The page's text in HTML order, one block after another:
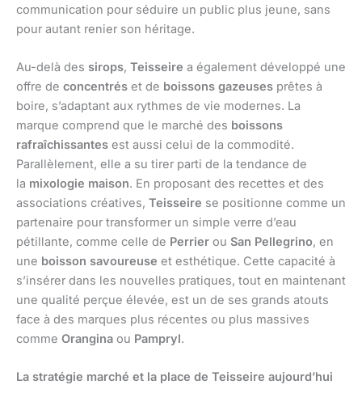
communication pour séduire un public plus jeune, sans
pour autant renier son héritage.
Au-delà des sirops, Teisseire a également développé une
offre de concentrés et de boissons gazeuses prêtes à
boire, s’adaptant aux rythmes de vie modernes. La
marque comprend que le marché des boissons
rafraîchissantes est aussi celui de la commodité.
Parallèlement, elle a su tirer parti de la tendance de
la mixologie maison. En proposant des recettes et des
associations créatives, Teisseire se positionne comme un
partenaire pour transformer un simple verre d’eau
pétillante, comme celle de Perrier ou San Pellegrino, en
une boisson savoureuse et esthétique. Cette capacité à
s’insérer dans les nouvelles pratiques, tout en maintenant
une qualité perçue élevée, est un de ses grands atouts
face à des marques plus récentes ou plus massives
comme Orangina ou Pampryl.
La stratégie marché et la place de Teisseire aujourd’hui